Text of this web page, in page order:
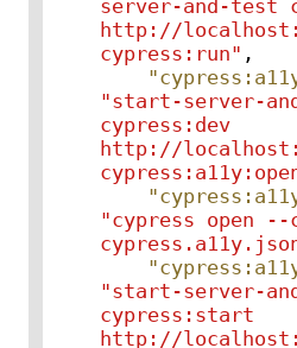
server-and-test
http://
cypress:run" ,
"start-server-
cypress:dev
http://
"cypress open
"start-server-
cypress:start
http://